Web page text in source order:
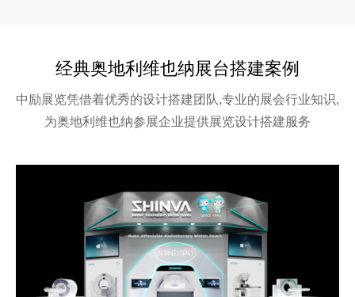
经典奥地利维也纳展台搭建案例
中励展览凭借着优秀的设计搭建团队,专业的展会行业知识,
为奥地利维也纳参展企业提供展览设计搭建服务